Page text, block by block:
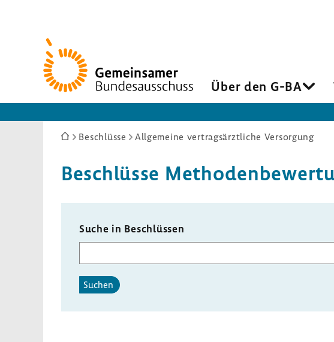
Zur
Startseite
Über den G-BA
Sie
hier:
Beschlüsse Allgemeine vertragsärztliche Versorgung
Beschlüsse
Suche in Beschlüssen
Suchen